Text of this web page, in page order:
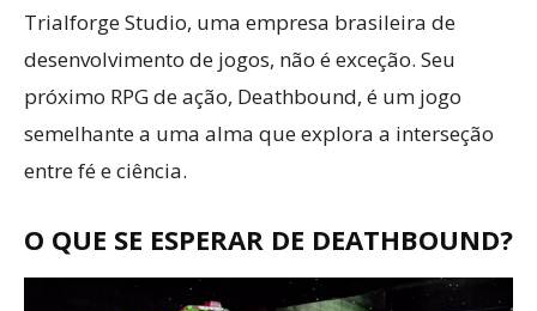
Trialforge Studio, uma empresa brasileira de
desenvolvimento de jogos, não é exceção. Seu
próximo RPG de ação, Deathbound, é um jogo
semelhante a uma alma que explora a interseção
entre fé e ciência.
O QUE SE ESPERAR DE DEATHBOUND?